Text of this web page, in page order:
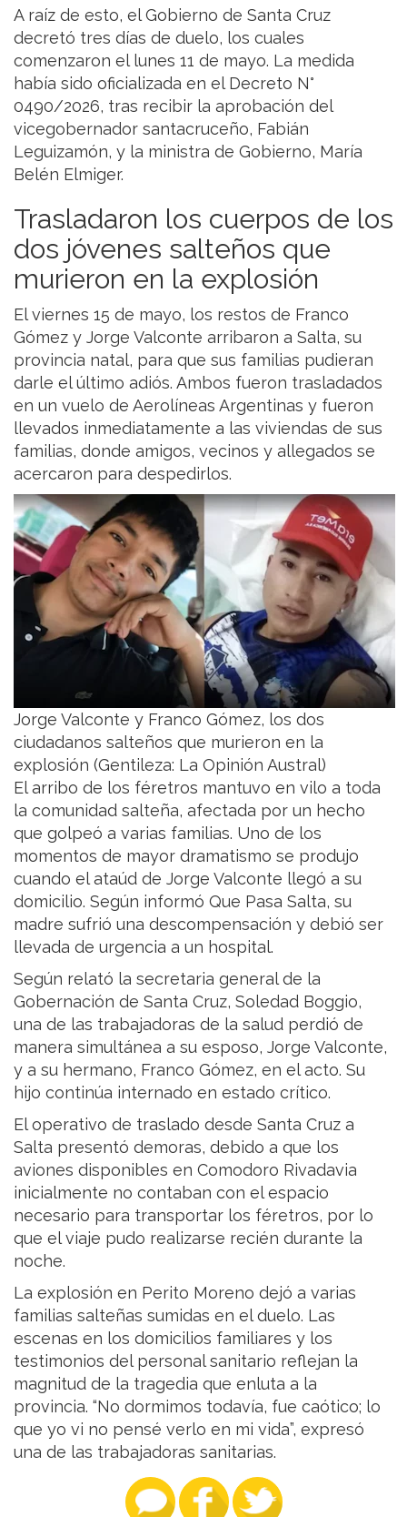
A raíz de esto, el Gobierno de Santa Cruz
decretó tres días de duelo, los cuales
comenzaron el lunes 11 de mayo. La medida
había sido oficializada en el Decreto N°
0490/2026, tras recibir la aprobación del
vicegobernador santacruceño, Fabián
Leguizamón, y la ministra de Gobierno, María
Belén Elmiger.
Trasladaron los cuerpos de los
dos jóvenes salteños que
murieron en la explosión
El viernes 15 de mayo, los restos de Franco
Gómez y Jorge Valconte arribaron a Salta, su
provincia natal, para que sus familias pudieran
darle el último adiós. Ambos fueron trasladados
en un vuelo de Aerolíneas Argentinas y fueron
llevados inmediatamente a las viviendas de sus
familias, donde amigos, vecinos y allegados se
acercaron para despedirlos.
Jorge Valconte y Franco Gómez, los dos
ciudadanos salteños que murieron en la
explosión (Gentileza: La Opinión Austral)
El arribo de los féretros mantuvo en vilo a toda
la comunidad salteña, afectada por un hecho
que golpeó a varias familias. Uno de los
momentos de mayor dramatismo se produjo
cuando el ataúd de Jorge Valconte llegó a su
domicilio. Según informó Que Pasa Salta, su
madre sufrió una descompensación y debió ser
llevada de urgencia a un hospital.
Según relató la secretaria general de la
Gobernación de Santa Cruz, Soledad Boggio,
una de las trabajadoras de la salud perdió de
manera simultánea a su esposo, Jorge Valconte,
y a su hermano, Franco Gómez, en el acto. Su
hijo continúa internado en estado crítico.
El operativo de traslado desde Santa Cruz a
Salta presentó demoras, debido a que los
aviones disponibles en Comodoro Rivadavia
inicialmente no contaban con el espacio
necesario para transportar los féretros, por lo
que el viaje pudo realizarse recién durante la
noche.
La explosión en Perito Moreno dejó a varias
familias salteñas sumidas en el duelo. Las
escenas en los domicilios familiares y los
testimonios del personal sanitario reflejan la
magnitud de la tragedia que enluta a la
provincia. “No dormimos todavía, fue caótico; lo
que yo vi no pensé verlo en mi vida”, expresó
una de las trabajadoras sanitarias.